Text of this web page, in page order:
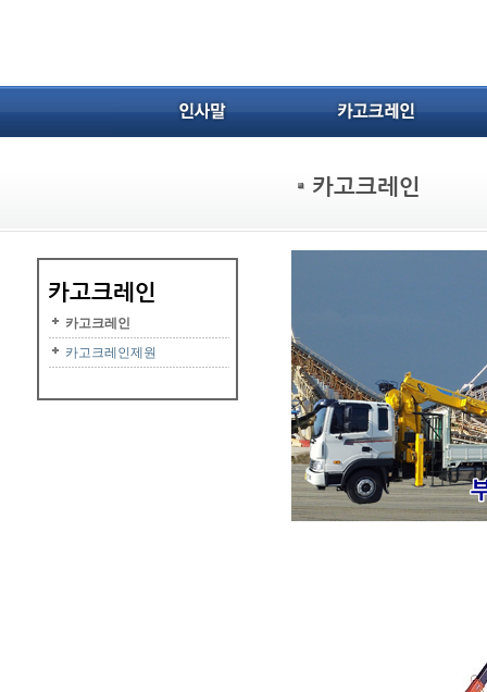
카고크레인
카고크레인제원